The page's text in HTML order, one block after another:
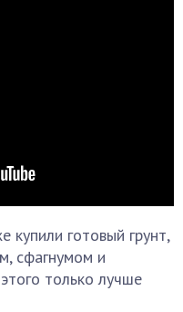
готовый грунт,
сфагнумом и
только лучше